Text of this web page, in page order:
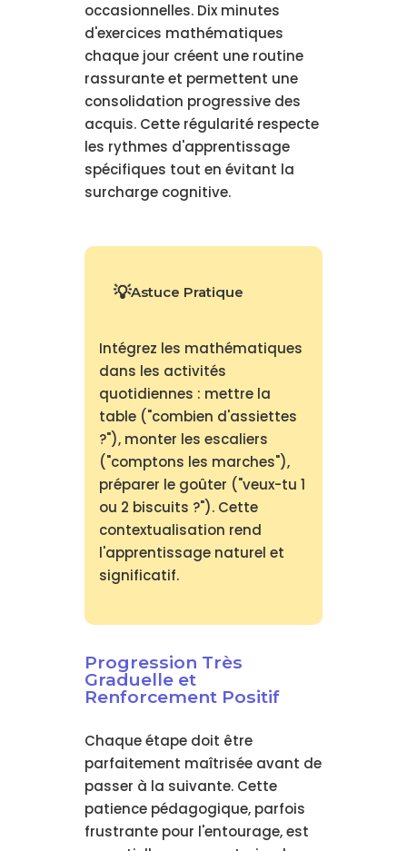
occasionnelles. Dix minutes
d'exercices mathématiques
chaque jour créent une routine
rassurante et permettent une
consolidation progressive des
acquis. Cette régularité respecte
les rythmes d'apprentissage
spécifiques tout en évitant la
surcharge cognitive.
Astuce Pratique
Intégrez les mathématiques
dans les activités
quotidiennes : mettre la
table ("combien d'assiettes
?"), monter les escaliers
("comptons les marches"),
préparer le goûter ("veux-tu 1
ou 2 biscuits ?"). Cette
contextualisation rend
l'apprentissage naturel et
significatif.
Progression Très
Graduelle et
Renforcement Positif
Chaque étape doit être
parfaitement maîtrisée avant de
passer à la suivante. Cette
patience pédagogique, parfois
frustrante pour l'entourage, est